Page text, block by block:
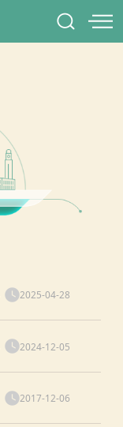
2025-04-28
2024-12-05
2017-12-06